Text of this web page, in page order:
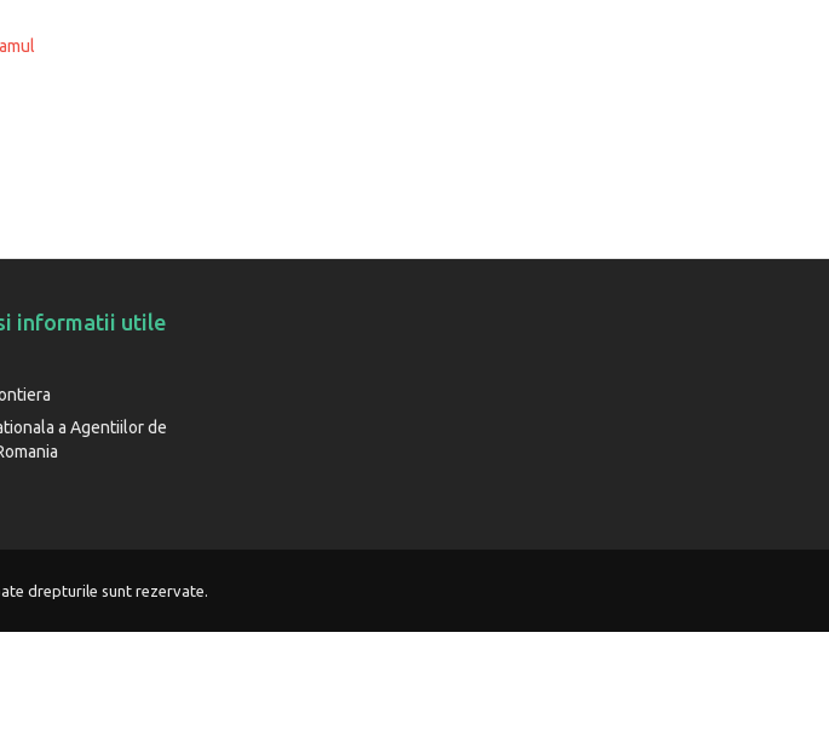
informatii utile
a Agentiilor de
drepturile sunt rezervate.